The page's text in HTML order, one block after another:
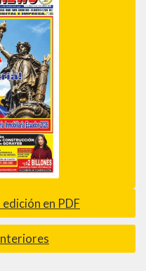
en PDF